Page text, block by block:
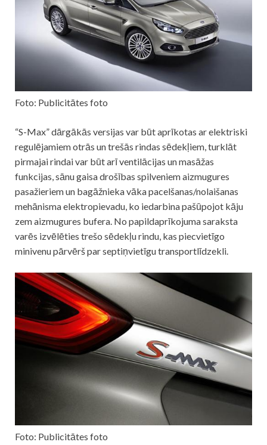
Foto: Publicitātes foto
“S-Max” dārgākās versijas var būt aprīkotas ar elektriski
regulējamiem otrās un trešās rindas sēdekļiem, turklāt
pirmajai rindai var būt arī ventilācijas un masāžas
funkcijas, sānu gaisa drošības spilveniem aizmugures
pasažieriem un bagāžnieka vāka pacelšanas/nolaišanas
mehānisma elektropievadu, ko iedarbina pašūpojot kāju
zem aizmugures bufera. No papildaprīkojuma saraksta
varēs izvēlēties trešo sēdekļu rindu, kas piecvietīgo
minivenu pārvērš par septiņvietīgu transportlīdzekli.
Foto: Publicitātes foto